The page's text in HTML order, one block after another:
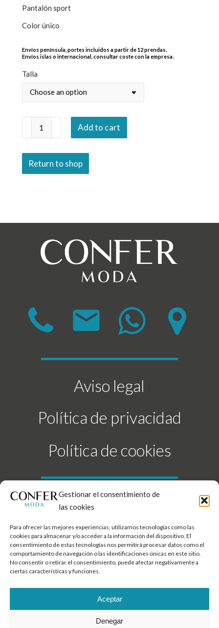
Gestionar el consentimiento de
las cookies
Para ofrecer las mejores experiencias, utilizamos tecnologías como las
cookies para almacenar y/o acceder a la información del dispositivo. El
consentimiento de estas tecnologías nos permitirá procesar datos como el
comportamiento de navegación o las identificaciones únicas en este sitio.
No consentir o retirar el consentimiento, puede afectar negativamente a
ciertas características y funciones.
Aceptar
Denegar
Pantalón sport
Color único
Envíos península, portes incluidos a partir de 12 prendas.
Envíos islas o internacional, consultar coste con la empresa.
Talla
Add to cart
Return to shop
mail
Aviso legal
Política de cookies
Política de privacidad
by
Copyright 2023 · Francisco Matas Sánchez todos los derechos
reservados